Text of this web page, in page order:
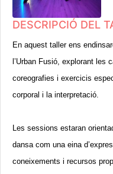
DESCRIPCIÓ DEL
En aquest taller ens
l’Urban Fusió, explorant les
coreografies i exercicis
corporal i la interpretació.
Les sessions estaran
dansa com una eina
coneixements i recursos